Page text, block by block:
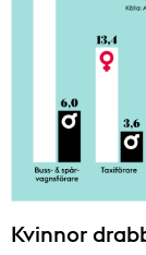
Kvinnor